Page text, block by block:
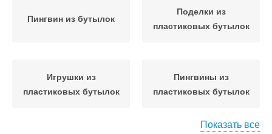
Пингвин из бутылок
Поделки из
пластиковых бутылок
Игрушки из
пластиковых бутылок
Пингвины из
пластиковых бутылок
Показать все